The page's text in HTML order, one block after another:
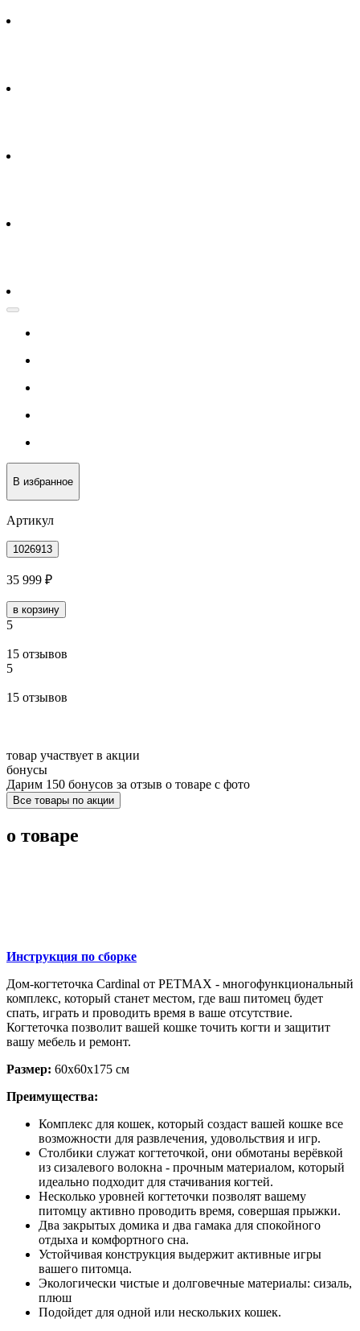
В избранное
Артикул
1026913
35 999 ₽
в корзину
5
15 отзывов
5
15 отзывов
товар участвует в акции
бонусы
Дарим 150 бонусов за отзыв о товаре с фото
Все товары по акции
о товаре
Инструкция по сборке
Дом-когтеточка Cardinal от PETMAX - многофункциональный
комплекс, который станет местом, где ваш питомец будет
спать, играть и проводить время в ваше отсутствие.
Когтеточка позволит вашей кошке точить когти и защитит
вашу мебель и ремонт.
Размер: 60х60х175 см
Преимущества:
Комплекс для кошек, который создаст вашей кошке все
возможности для развлечения, удовольствия и игр.
Столбики служат когтеточкой, они обмотаны верёвкой
из сизалевого волокна - прочным материалом, который
идеально подходит для стачивания когтей.
Несколько уровней когтеточки позволят вашему
питомцу активно проводить время, совершая прыжки.
Два закрытых домика и два гамака для спокойного
отдыха и комфортного сна.
Устойчивая конструкция выдержит активные игры
вашего питомца.
Экологически чистые и долговечные материалы: сизаль,
плюш
Подойдет для одной или нескольких кошек.